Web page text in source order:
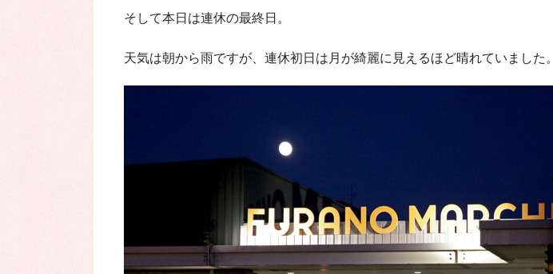
そして本日は連休の最終日。
天気は朝から雨ですが、連休初日は月が綺麗に見えるほど晴れていました。